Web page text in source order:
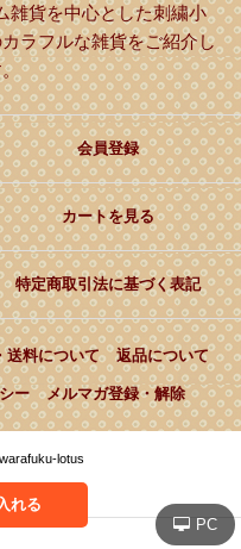
れる
雑貨を中心とした刺繍小
ラフルな雑貨をご紹介し
会員登録
カートを見る
特定商取引法に基づく表記
送料について 返品について
ー メルマガ登録・解除
lotus
PC